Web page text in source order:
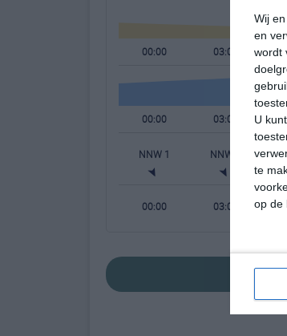
Wij
en
wordt
U
te
op de
00:00 03:00
00:00 03:00
NNW 1 NNW 0
00:00 03:00